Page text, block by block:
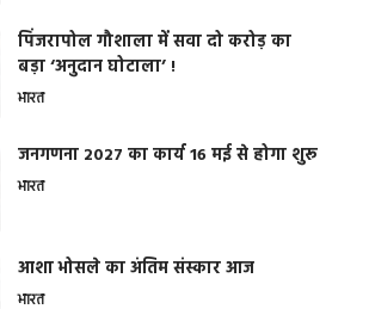
​पिंजरापोल गौशाला में सवा दो करोड़ का
बड़ा ‘अनुदान घोटाला’ !
भारत
जनगणना 2027 का कार्य 16 मई से होगा शुरू
भारत
आशा भोसले का अंतिम संस्कार आज
भारत